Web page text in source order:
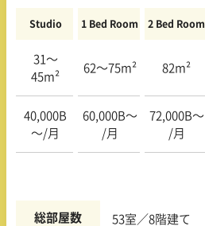
Studio 1 Bed Room 2 Bed Room
31〜
45m²
62〜75m² 82m²
40,000B
〜/月
60,000B〜
/月
72,000B〜
/月
総部屋数 53室／8階建て